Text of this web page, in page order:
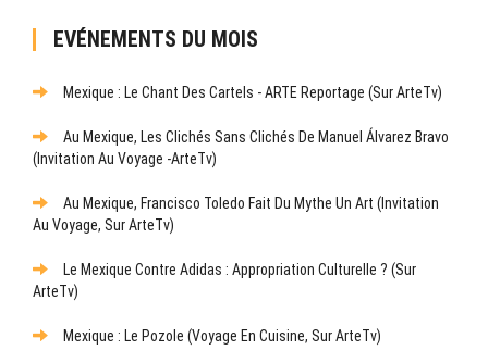
EVÉNEMENTS DU MOIS
Mexique : Le Chant Des Cartels - ARTE Reportage (sur ArteTv)
Au Mexique, Les Clichés Sans Clichés De Manuel Álvarez Bravo
(Invitation Au Voyage -ArteTv)
Au Mexique, Francisco Toledo Fait Du Mythe Un Art (Invitation
Au Voyage, Sur ArteTv)
Le Mexique Contre Adidas : Appropriation Culturelle ? (sur
ArteTv)
Mexique : Le Pozole (Voyage En Cuisine, Sur ArteTv)